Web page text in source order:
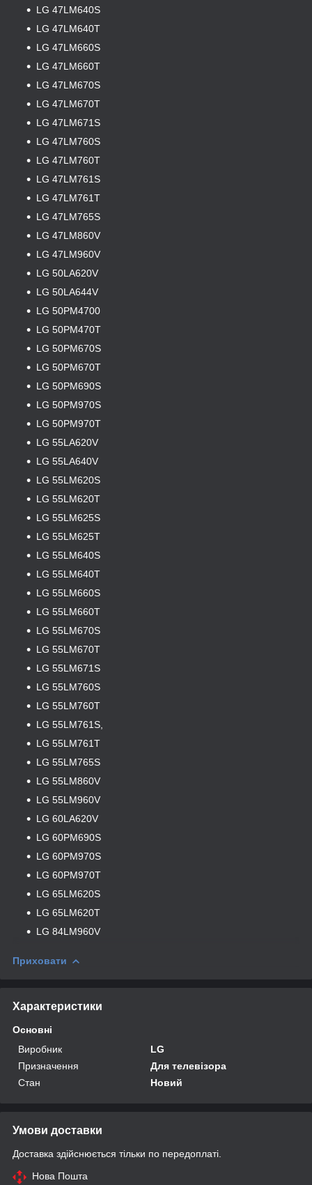
LG 47LM640S
LG 47LM640T
LG 47LM660S
LG 47LM660T
LG 47LM670S
LG 47LM670T
LG 47LM671S
LG 47LM760S
LG 47LM760T
LG 47LM761S
LG 47LM761T
LG 47LM765S
LG 47LM860V
LG 47LM960V
LG 50LA620V
LG 50LA644V
LG 50PM4700
LG 50PM470T
LG 50PM670S
LG 50PM670T
LG 50PM690S
LG 50PM970S
LG 50PM970T
LG 55LA620V
LG 55LA640V
LG 55LM620S
LG 55LM620T
LG 55LM625S
LG 55LM625T
LG 55LM640S
LG 55LM640T
LG 55LM660S
LG 55LM660T
LG 55LM670S
LG 55LM670T
LG 55LM671S
LG 55LM760S
LG 55LM760T
LG 55LM761S,
LG 55LM761T
LG 55LM765S
LG 55LM860V
LG 55LM960V
LG 60LA620V
LG 60PM690S
LG 60PM970S
LG 60PM970T
LG 65LM620S
LG 65LM620T
LG 84LM960V
Приховати
Характеристики
Основні
Виробник
LG
Призначення
Для телевізора
Стан
Новий
Умови доставки
Доставка здійснюється тільки по передоплаті.
Нова Пошта